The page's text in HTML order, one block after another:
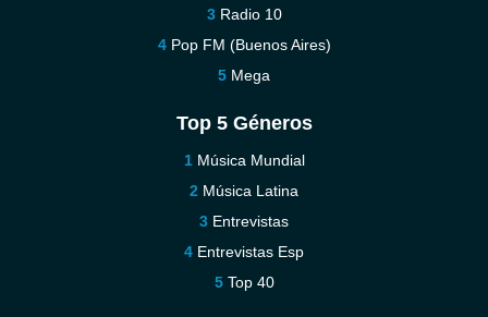
Radio 10
Pop FM (Buenos Aires)
Mega
Top 5 Géneros
Música Mundial
Música Latina
Entrevistas
Entrevistas Esp
Top 40